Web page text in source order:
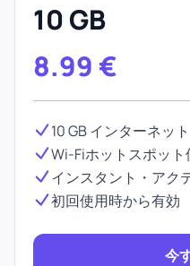
10 GB
8.99 €
10 GB インターネット
Wi-Fiホットスポット
インスタント・アク
初回使用時から有効
今